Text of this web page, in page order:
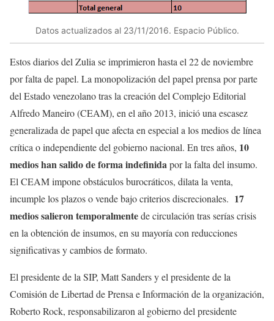
Datos actualizados al 23/11/2016. Espacio Público.
Estos diarios del Zulia se imprimieron hasta el 22 de noviembre
por falta de papel. La monopolización del papel prensa por parte
del Estado venezolano tras la creación del Complejo Editorial
Alfredo Maneiro (CEAM), en el año 2013, inició una escasez
generalizada de papel que afecta en especial a los medios de línea
crítica o independiente del gobierno nacional. En tres años, 10
medios han salido de forma indefinidapor la falta del insumo.
El CEAM impone obstáculos burocráticos, dilata la venta,
incumple los plazos o vende bajo criterios discrecionales. 17
medios salieron temporalmentede circulación tras serías crisis
en la obtención de insumos, en su mayoría con reducciones
significativas y cambios de formato.
El presidente de la SIP, Matt Sanders y el presidente de la
Comisión de Libertad de Prensa e Información de la organización,
Roberto Rock, responsabilizaron al gobierno del presidente